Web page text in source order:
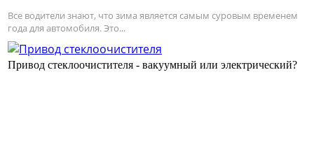
Все водители знают, что зима является самым суровым временем
года для автомобиля. Это...
Привод стеклоочистителя - вакуумный или электрический?